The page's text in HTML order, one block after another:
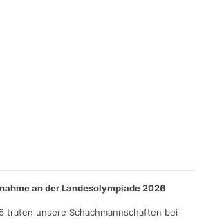
an der Landesolympiade 2026
traten unsere Schachmannschaften bei